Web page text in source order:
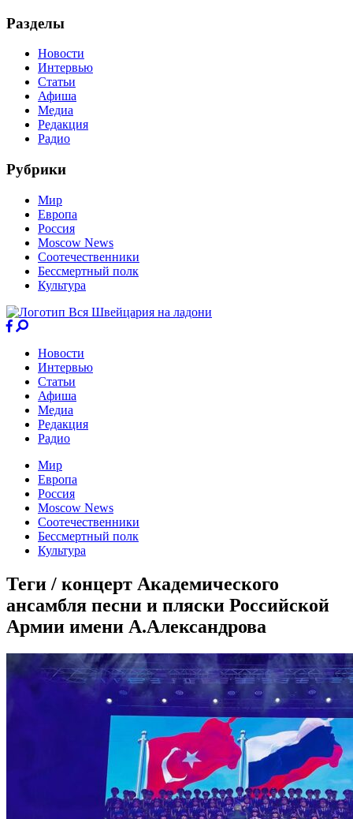
Разделы
Новости
Интервью
Статьи
Афиша
Медиа
Редакция
Радио
Рубрики
Мир
Европа
Россия
Moscow News
Соотечественники
Бессмертный полк
Культура
Новости
Интервью
Статьи
Афиша
Медиа
Редакция
Радио
Мир
Европа
Россия
Moscow News
Соотечественники
Бессмертный полк
Культура
Теги / концерт Академического
ансамбля песни и пляски Российской
Армии имени А.Александрова